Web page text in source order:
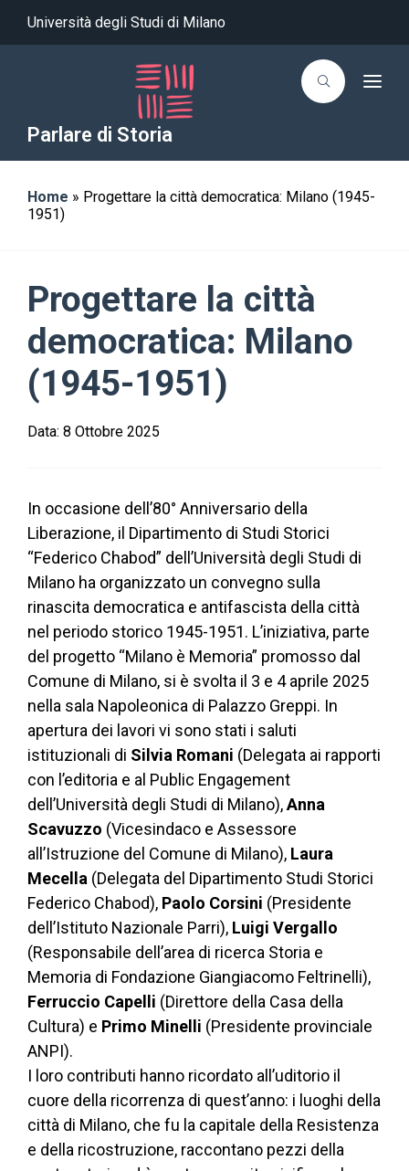
Università degli Studi di Milano
Parlare di Storia
T
Home » Progettare la città democratica: Milano (1945-
1951)
Progettare la città
democratica: Milano
(1945-1951)
Data: 8 Ottobre 2025
In occasione dell’80° Anniversario della
Liberazione, il Dipartimento di Studi Storici
“Federico Chabod” dell’Università degli Studi di
Milano ha organizzato un convegno sulla
rinascita democratica e antifascista della città
nel periodo storico 1945-1951. L’iniziativa, parte
del progetto “Milano è Memoria” promosso dal
Comune di Milano, si è svolta il 3 e 4 aprile 2025
nella sala Napoleonica di Palazzo Greppi. In
apertura dei lavori vi sono stati i saluti
istituzionali di Silvia Romani (Delegata ai rapporti
con l’editoria e al Public Engagement
dell’Università degli Studi di Milano),Anna
Scavuzzo (Vicesindaco e Assessore
all’Istruzione del Comune di Milano), Laura
Mecella (Delegata del Dipartimento Studi Storici
Federico Chabod), Paolo Corsini (Presidente
dell’Istituto Nazionale Parri), Luigi Vergallo
(Responsabile dell’area di ricerca Storia e
Memoria di Fondazione Giangiacomo Feltrinelli),
Ferruccio Capelli (Direttore della Casa della
Cultura) e Primo Minelli (Presidente provinciale
ANPI).
I loro contributi hanno ricordato all’uditorio il
cuore della ricorrenza di quest’anno: i luoghi della
città di Milano, che fu la capitale della Resistenza
e della ricostruzione, raccontano pezzi della